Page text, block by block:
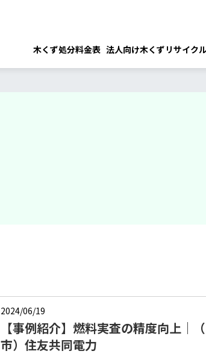
木くず処分料金表 法人向け木くずリサイク
2024/06/19
【事例紹介】燃料実査の精度向上｜
市）住友共同電力